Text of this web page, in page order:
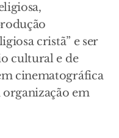
cristã” e ser
cultural e de
cinematográfica
organização em